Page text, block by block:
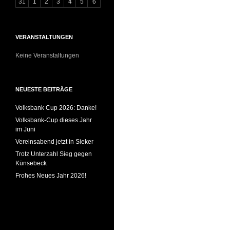
VERANSTALTUNGEN
Keine Veranstaltungen
NEUESTE BEITRÄGE
Volksbank Cup 2026: Danke!
Volksbank-Cup dieses Jahr
im Juni
Vereinsabend jetzt in Sieker
Trotz Unterzahl Sieg gegen
Künsebeck
Frohes Neues Jahr 2026!